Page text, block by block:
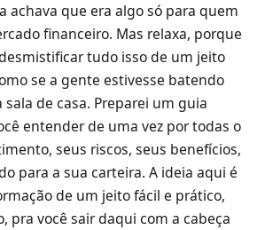
achava que era algo só para quem
financeiro. Mas relaxa, porque
tudo isso de um jeito
se a gente estivesse batendo
de casa. Preparei um guia
entender de uma vez por todas o
seus riscos, seus benefícios,
para a sua carteira. A ideia aqui é
de um jeito fácil e prático,
pra você sair daqui com a cabeça